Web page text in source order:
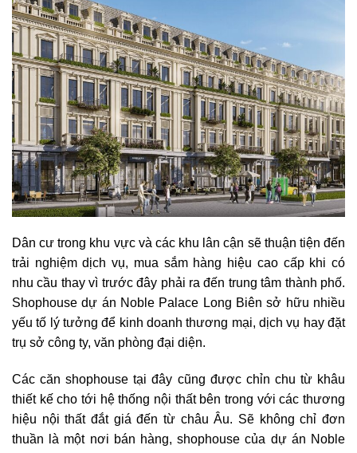
Dân cư trong khu vực và các khu lân cận sẽ thuận tiện đến
trải nghiệm dịch vụ, mua sắm hàng hiệu cao cấp khi có
nhu cầu thay vì trước đây phải ra đến trung tâm thành phố.
Shophouse dự án Noble Palace Long Biên sở hữu nhiều
yếu tố lý tưởng để kinh doanh thương mại, dịch vụ hay đặt
trụ sở công ty, văn phòng đại diện.
Các căn shophouse tại đây cũng được chỉn chu từ khâu
thiết kế cho tới hệ thống nội thất bên trong với các thương
hiệu nội thất đắt giá đến từ châu Âu. Sẽ không chỉ đơn
thuần là một nơi bán hàng, shophouse của dự án Noble